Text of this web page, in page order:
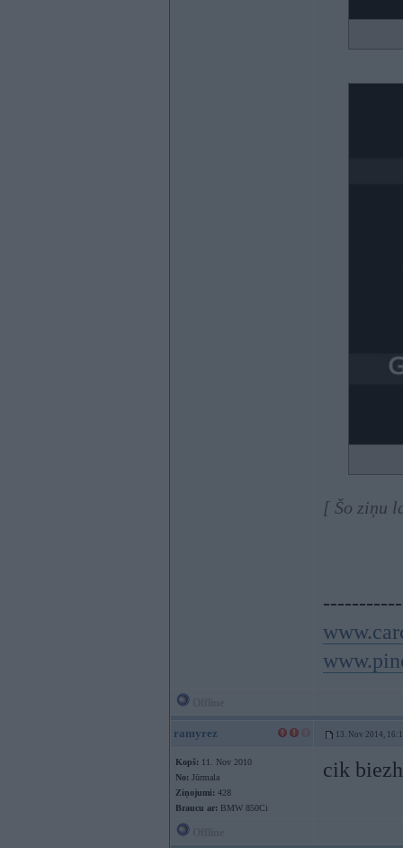
[ Šo ziņu
ramyrez 13. Nov 2014,
Kopš: 11. Nov 2010
No: Jūrmala
Ziņojumi: 428
Braucu ar: BMW 850Ci
cik